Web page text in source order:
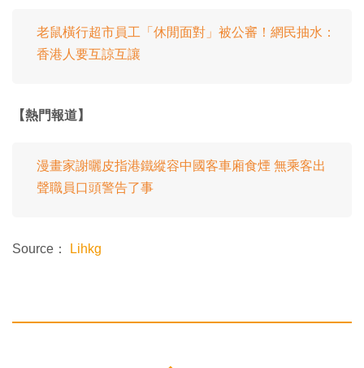
老鼠橫行超市員工「休閒面對」被公審！網民抽水：
香港人要互諒互讓
【熱門報道】
漫畫家謝曬皮指港鐵縱容中國客車廂食煙 無乘客出
聲職員口頭警告了事
Source： Lihkg